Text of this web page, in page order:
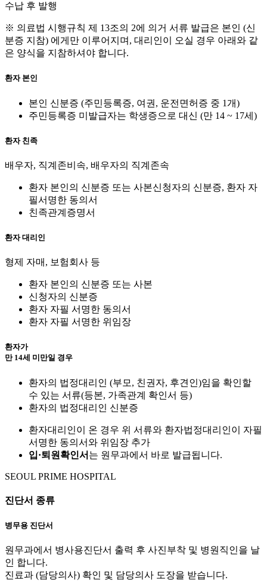
수납 후 발행
※ 의료법 시행규칙 제 13조의 2에 의거 서류 발급은 본인 (신
분증 지참) 에게만 이루어지며, 대리인이 오실 경우 아래와 같
은 양식을 지참하셔야 합니다.
환자 본인
본인 신분증 (주민등록증, 여권, 운전면허증 중 1개)
주민등록증 미발급자는 학생증으로 대신 (만 14 ~ 17세)
환자 친족
배우자, 직계존비속, 배우자의 직계존속
환자 본인의 신분증 또는 사본신청자의 신분증, 환자 자
필서명한 동의서
친족관계증명서
환자대리인
형제 자매, 보험회사 등
환자 본인의 신분증 또는 사본
신청자의 신분증
환자 자필 서명한 동의서
환자 자필 서명한 위임장
환자가
만 14세 미만일 경우
환자의 법정대리인 (부모, 친권자, 후견인)임을 확인할
수 있는 서류(등본, 가족관계 확인서 등)
환자의 법정대리인 신분증
환자대리인이 온 경우 위 서류와 환자법정대리인이 자필
서명한 동의서와 위임장 추가
입·퇴원확인서 는 원무과에서 바로 발급됩니다.
SEOUL PRIME HOSPITAL
진단서 종류
병무용 진단서
원무과에서 병사용진단서 출력 후 사진부착 및 병원직인을 날
인 합니다.
진료과 (담당의사) 확인 및 담당의사 도장을 받습니다.